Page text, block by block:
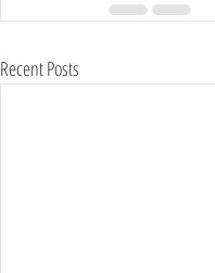
Recent Posts